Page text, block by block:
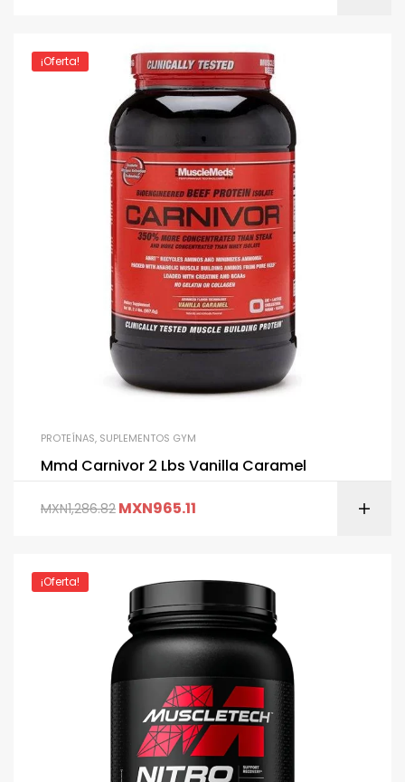
¡Oferta!
PROTEÍNAS, SUPLEMENTOS GYM
Mmd Carnivor 2 Lbs Vanilla Caramel
MXN1,286.82 MXN965.11
¡Oferta!